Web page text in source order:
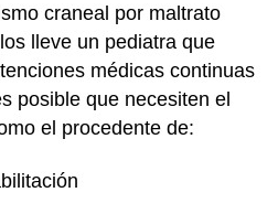
craneal por maltrato
lleve un pediatra que
médicas continuas
posible que necesiten el
el procedente de: